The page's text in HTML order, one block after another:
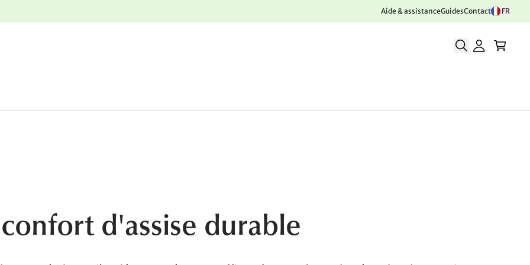
Aide & assistanceGuidesContact FR
d'assise durable